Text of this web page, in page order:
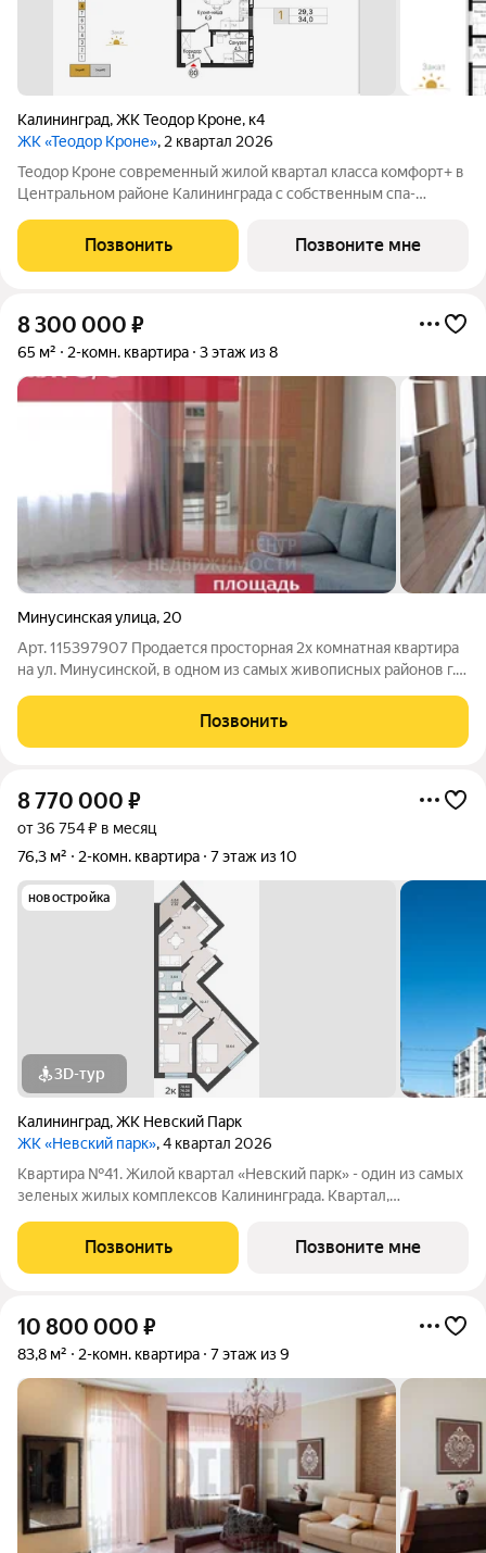
Калининград,ЖК Теодор Кроне, к4
ЖК «Теодор Кроне», 2 квартал 2026
Теодор Кроне современный жилой квартал класса комфорт+ в
Центральном районе Калининграда с собственным спа-
тех, кто ценит качество, эстетику и полноценную жизнь рядом
со всем необходимым. 99%
Позвонить Позвоните мне
8 300 000 ₽
65 м² 2-комн. квартира 3 этаж из 8
Минусинская улица, 20
Арт. 115397907 Продается просторная 2х комнатная квартира
на ул. Минусинской, в одном из самых живописных районов г.
кв.м., с выходом на лоджию, комнаты 18.91 и 16.05, гардеробная
6 кв.м.
Позвонить
8 770 000 ₽
от 36 754 ₽ в месяц
76,3 м²
2-комн. квартира 7 этаж из 10
новостройка
3D-тур
Калининград,ЖК Невский Парк
ЖК «Невский парк», 4 квартал 2026
Квартира №41. Жилой квартал «Невский парк» - один из самых
зеленых жилых комплексов Калининграда. Квартал,
масштабом и одновременно продуманностью всех деталей,
как самого комплекса в целом,
Позвонить Позвоните мне
10 800 000 ₽
83,8 м² 2-комн. квартира 7 этаж из 9